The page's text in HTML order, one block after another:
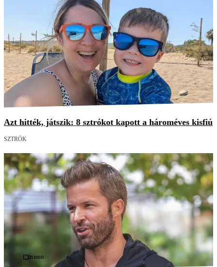
Azt hitték, játszik: 8 sztrókot kapott a hároméves kisfiú
SZTRÓK
Videó